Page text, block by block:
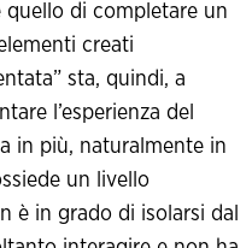
di completare un
creati
sta, quindi, a
l’esperienza del
in più, naturalmente in
un livello
è in grado di isolarsi dal